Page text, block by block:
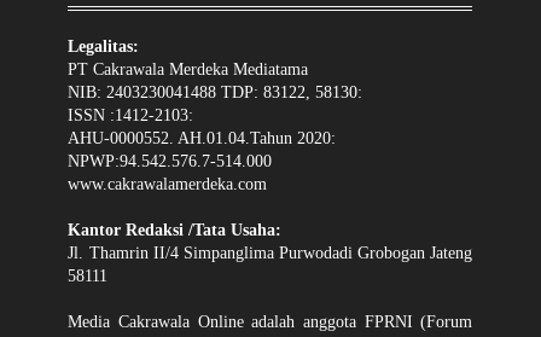
Legalitas:
PT Cakrawala Merdeka Mediatama
NIB: 2403230041488 TDP: 83122, 58130:
ISSN :1412-2103:
AHU-0000552. AH.01.04.Tahun 2020:
NPWP:94.542.576.7-514.000
www.cakrawalamerdeka.com
Kantor Redaksi /Tata Usaha:
Jl. Thamrin II/4 Simpanglima Purwodadi Grobogan Jateng
58111
Media Cakrawala Online adalah anggota FPRNI (Forum